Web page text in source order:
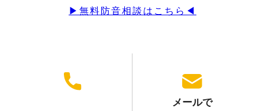
▶︎無料防音相談はこちら◀︎
メールで